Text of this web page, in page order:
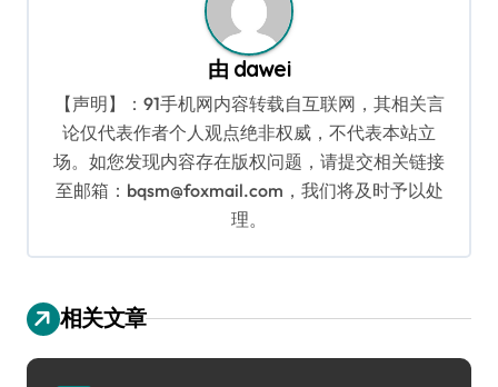
由 dawei
【声明】：91手机网内容转载自互联网，其相关言
论仅代表作者个人观点绝非权威，不代表本站立
场。如您发现内容存在版权问题，请提交相关链接
至邮箱：bqsm@foxmail.com，我们将及时予以处
理。
相关文章